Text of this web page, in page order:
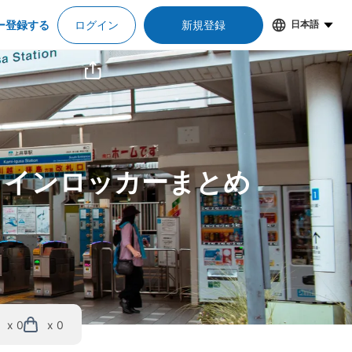
登録する ログイン 新規登録 日本語
ンロッカーまとめ
x 0 x 0